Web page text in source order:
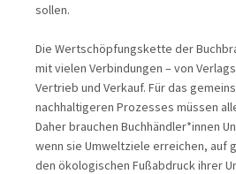
sollen.
Die Wertschöpfungskette der
mit vielen Verbindungen – von
Vertrieb und Verkauf. Für das
nachhaltigeren Prozesses müssen
Daher brauchen Buchhändler*innen
wenn sie Umweltziele erreichen, auf
den ökologischen Fußabdruck ihrer